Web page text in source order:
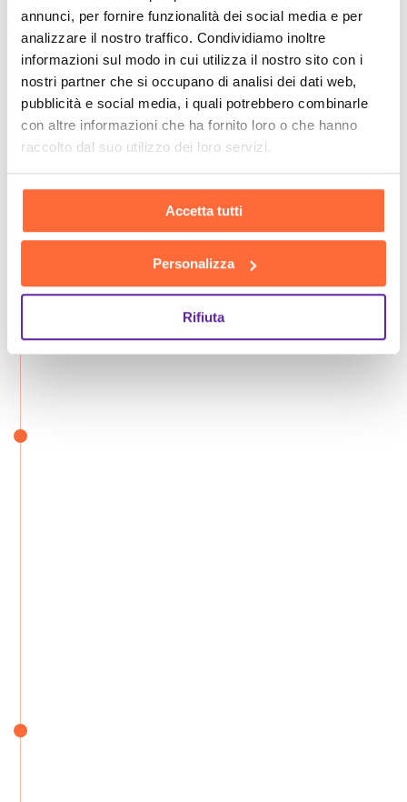
annunci, per fornire funzionalità dei social media e per
analizzare il nostro traffico. Condividiamo inoltre
informazioni sul modo in cui utilizza il nostro sito con i
nostri partner che si occupano di analisi dei dati web,
pubblicità e social media, i quali potrebbero combinarle
con altre informazioni che ha fornito loro o che hanno
raccolto dal suo utilizzo dei loro servizi.
Accetta tutti
Personalizza
Rifiuta